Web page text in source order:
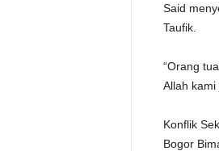
Said
Taufik.
“Orang
Allah kami
Konflik
Bogor